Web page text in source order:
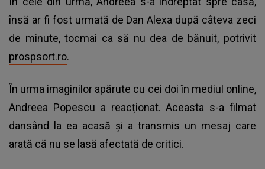
însă ar fi fost urmată de Dan Alexa după câteva zeci
de minute, tocmai ca să nu dea de bănuit, potrivit
prospsort.ro.
În urma imaginilor apărute cu cei doi în mediul online,
Andreea Popescu a reacționat. Aceasta s-a filmat
dansând la ea acasă și a transmis un mesaj care
arată că nu se lasă afectată de critici.